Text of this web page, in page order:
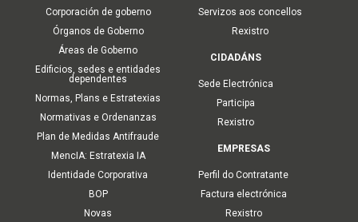
Corporación de goberno
Órganos de Goberno
Áreas de Goberno
Edificios, sedes e entidades
dependentes
Normas, Plans e Estratexias
Normativas e Ordenanzas
Plan de Medidas Antifraude
MencIA: Estratexia IA
Identidade Corporativa
BOP
Novas
Servizos aos concellos
Rexistro
CIDADÁNS
Sede Electrónica
Participa
Rexistro
EMPRESAS
Perfil do Contratante
Factura electrónica
Rexistro